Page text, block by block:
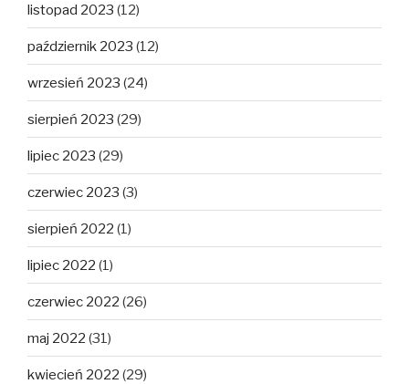
listopad 2023 (12)
październik 2023 (12)
wrzesień 2023 (24)
sierpień 2023 (29)
lipiec 2023 (29)
czerwiec 2023 (3)
sierpień 2022 (1)
lipiec 2022 (1)
czerwiec 2022 (26)
maj 2022 (31)
kwiecień 2022 (29)